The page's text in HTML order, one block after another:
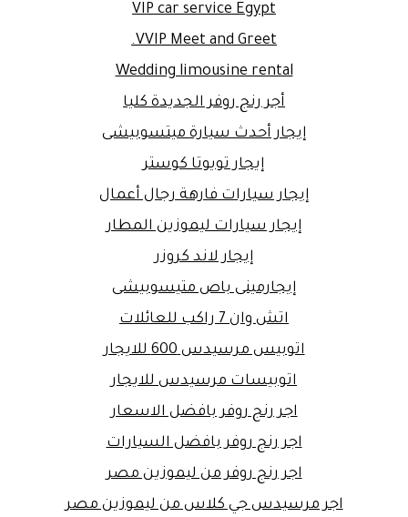
VIP car service Egypt
VVIP Meet and Greet.
Wedding limousine rental
أجر رنج روفر الجديدة كليا
إيجار أحدث سيارة ميتسوبيشى
إيجار تويوتا كوستر
إيجار سيارات فارهة رجال أعمال
إيجار سيارات ليموزين المطار
إيجار لاند كروزر
إيجارمينى باص متيسوبيشى
اتش وان 7 راكب للعائلات
اتوبيس مرسيدس 600 للايجار
اتوبيسات مرسيدس للايجار
اجر رنج روفر بافضل الاسعار
اجر رنج روفر بافضل السيارات
اجر رنج روفر من ليموزين مصر
اجر مرسيدس جي كلاس من ليموزين مصر